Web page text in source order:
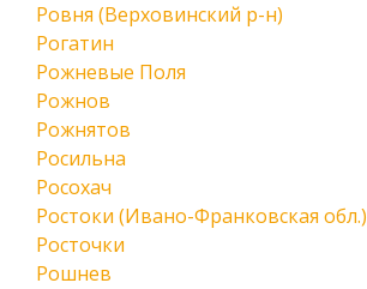
Ровня (Верховинский р-н)
Рогатин
Рожневые Поля
Рожнов
Рожнятов
Росильна
Росохач
Ростоки (Ивано-Франковская обл.)
Росточки
Рошнев